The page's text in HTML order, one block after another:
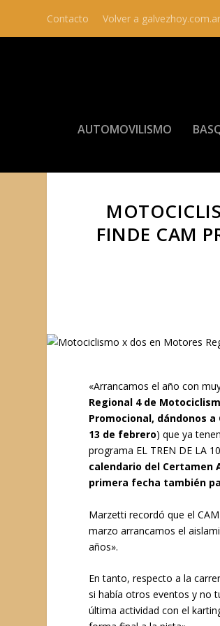
Contacto Volver a galvezhoy.com.ar
AUTOMOVILISMO
FINDE CAM
«Arrancamos el año con
Regional 4 de
Promocional, dándonos
13 de febrero) que ya
programa EL TREN DE LA
calendario del Certamen
primera fecha también
Marzetti recordó que el
marzo arrancamos el
años».
En tanto, respecto a la
si había otros eventos y no
última actividad con el